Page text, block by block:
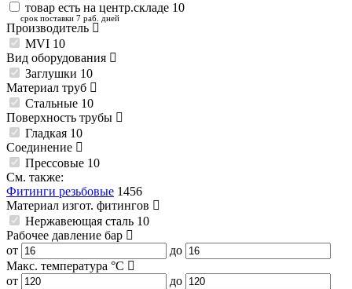
товар есть на центр.складе 10
срок поставки 7 раб. дней
Производитель
MVI 10
Вид оборудования
Заглушки 10
Материал труб
Стальные 10
Поверхность трубы
Гладкая 10
Соединение
Прессовые 10
См. также:
Фитинги резьбовые 1456
Материал изгот. фитингов
Нержавеющая сталь 10
Рабочее давление бар
от
до
Макс. температура °C
от
до